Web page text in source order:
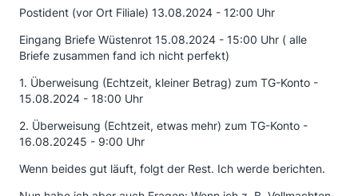
Postident (vor Ort Filiale) 13.08.2024 - 12:00 Uhr
Eingang Briefe Wüstenrot 15.08.2024 - 15:00 Uhr ( alle
Briefe zusammen fand ich nicht perfekt)
1. Überweisung (Echtzeit, kleiner Betrag) zum TG-Konto -
15.08.2024 - 18:00 Uhr
2. Überweisung (Echtzeit, etwas mehr) zum TG-Konto -
16.08.20245 - 9:00 Uhr
Wenn beides gut läuft, folgt der Rest. Ich werde berichten.